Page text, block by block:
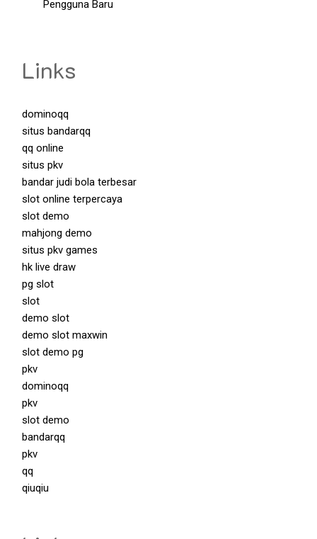
Pengguna Baru
Links
dominoqq
situs bandarqq
qq online
situs pkv
bandar judi bola terbesar
slot online terpercaya
slot demo
mahjong demo
situs pkv games
hk live draw
pg slot
slot
demo slot
demo slot maxwin
slot demo pg
pkv
dominoqq
pkv
slot demo
bandarqq
pkv
qq
qiuqiu